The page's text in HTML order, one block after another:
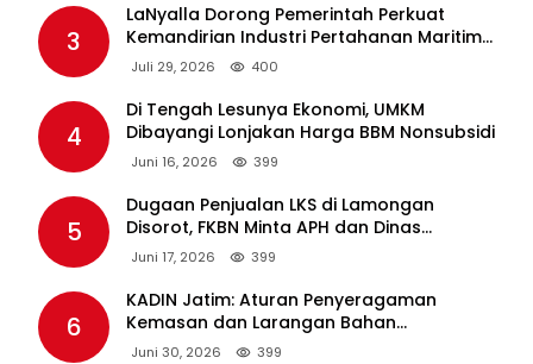
3
LaNyalla Dorong Pemerintah Perkuat
Kemandirian Industri Pertahanan Maritim
Lewat PT PAL
Juli 29, 2026 400
4
Di Tengah Lesunya Ekonomi, UMKM
Dibayangi Lonjakan Harga BBM Nonsubsidi
Juni 16, 2026 399
5
Dugaan Penjualan LKS di Lamongan
Disorot, FKBN Minta APH dan Dinas
Pendidikan Bertindak Tegas.
Juni 17, 2026 399
6
KADIN Jatim: Aturan Penyeragaman
Kemasan dan Larangan Bahan
Tambahan Berpotensi Ganggu Industri
Juni 30, 2026 399